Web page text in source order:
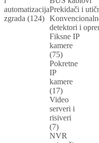
automatizacija
zgrada (124)
Prekidači i
detektori i
Fiksne IP
kamere
(75)
Pokretne
IP
kamere
(17)
Video
serveri i
risiveri
(7)
NVR